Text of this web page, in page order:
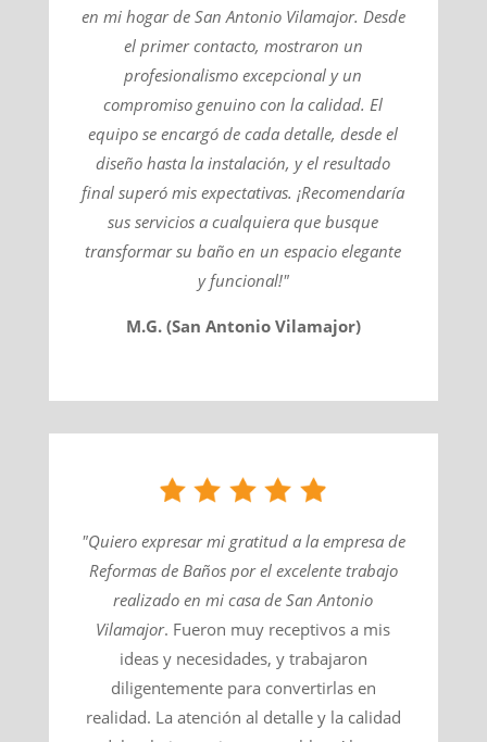
en mi hogar de San Antonio Vilamajor. Desde
el primer contacto, mostraron un
profesionalismo excepcional y un
compromiso genuino con la calidad. El
equipo se encargó de cada detalle, desde el
diseño hasta la instalación, y el resultado
final superó mis expectativas. ¡Recomendaría
sus servicios a cualquiera que busque
transformar su baño en un espacio elegante
y funcional!"
M.G. (San Antonio Vilamajor)
"Quiero expresar mi gratitud a la empresa de
Reformas de Baños por el excelente trabajo
realizado en mi casa deSan Antonio
Vilamajor​. Fueron muy receptivos a mis
ideas y necesidades, y trabajaron
diligentemente para convertirlas en
realidad. La atención al detalle y la calidad